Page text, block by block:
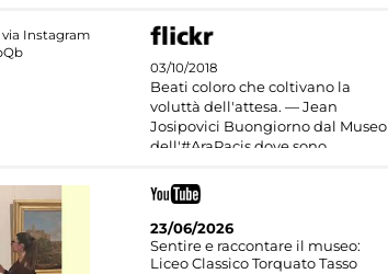
03/10/2018
Beati coloro che coltivano la
voluttà dell'attesa. — Jean
Josipovici Buongiorno dal Museo
dell'#AraPacis dove sono
23/06/2026
Sentire e raccontare il museo:
Liceo Classico Torquato Tasso